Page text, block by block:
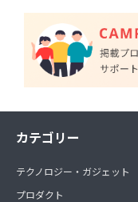
カテゴリー
テクノロジー・ガジェット
プロダクト